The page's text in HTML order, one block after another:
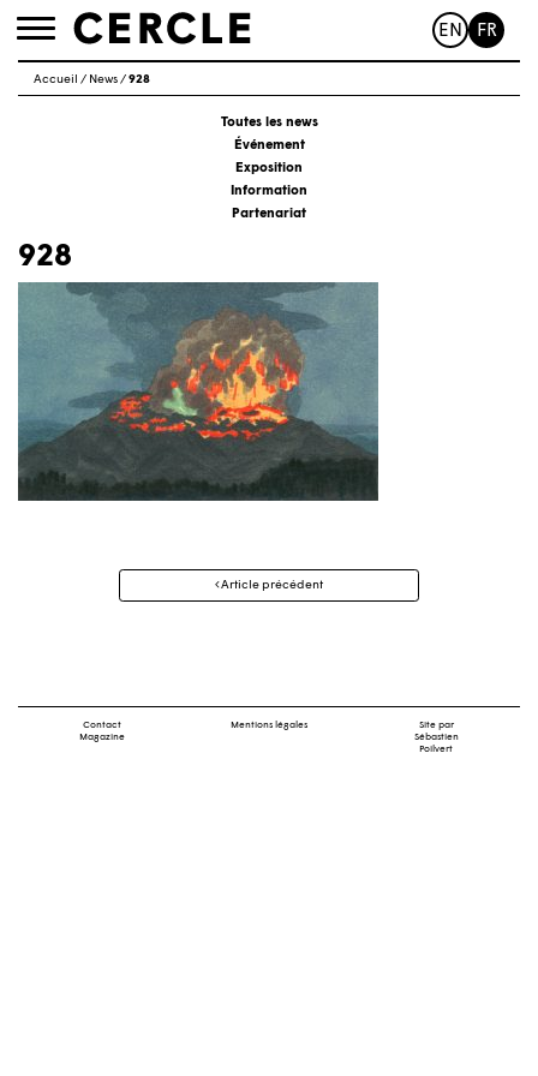
Toggle
EN FR
Accueil / News/928
Toutes les news
Événement
Exposition
Information
Partenariat
928
Navigation
Article précédent
Contact
Magazine
Mentions légales
Site par
Sébastien
Poilvert